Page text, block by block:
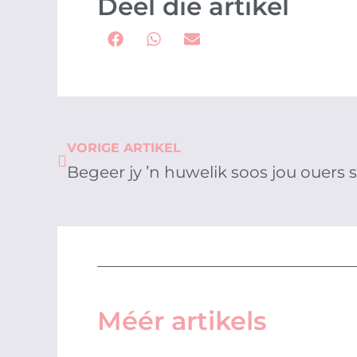
Deel die artikel
Prev
VORIGE ARTIKEL
Begeer jy ’n huwelik soos jou ouers
Méér artikels